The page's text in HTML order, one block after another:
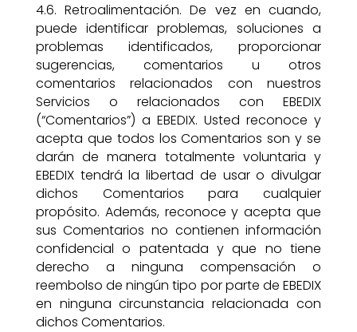
4.6. Retroalimentación. De vez en cuando,
puede identificar problemas, soluciones a
problemas identificados, proporcionar
sugerencias, comentarios u otros
comentarios relacionados con nuestros
Servicios o relacionados con EBEDIX
(“Comentarios”) a EBEDIX. Usted reconoce y
acepta que todos los Comentarios son y se
darán de manera totalmente voluntaria y
EBEDIX tendrá la libertad de usar o divulgar
dichos Comentarios para cualquier
propósito. Además, reconoce y acepta que
sus Comentarios no contienen información
confidencial o patentada y que no tiene
derecho a ninguna compensación o
reembolso de ningún tipo por parte de EBEDIX
en ninguna circunstancia relacionada con
dichos Comentarios.